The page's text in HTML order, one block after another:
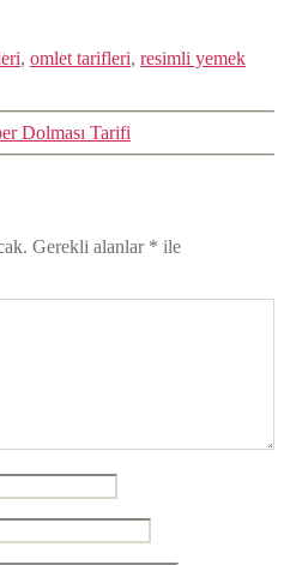
, omlet tarifleri, resimli yemek
Dolması Tarifi
Gerekli alanlar * ile